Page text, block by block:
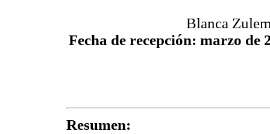
Blanca
Fecha de recepción: marzo de
Resumen: